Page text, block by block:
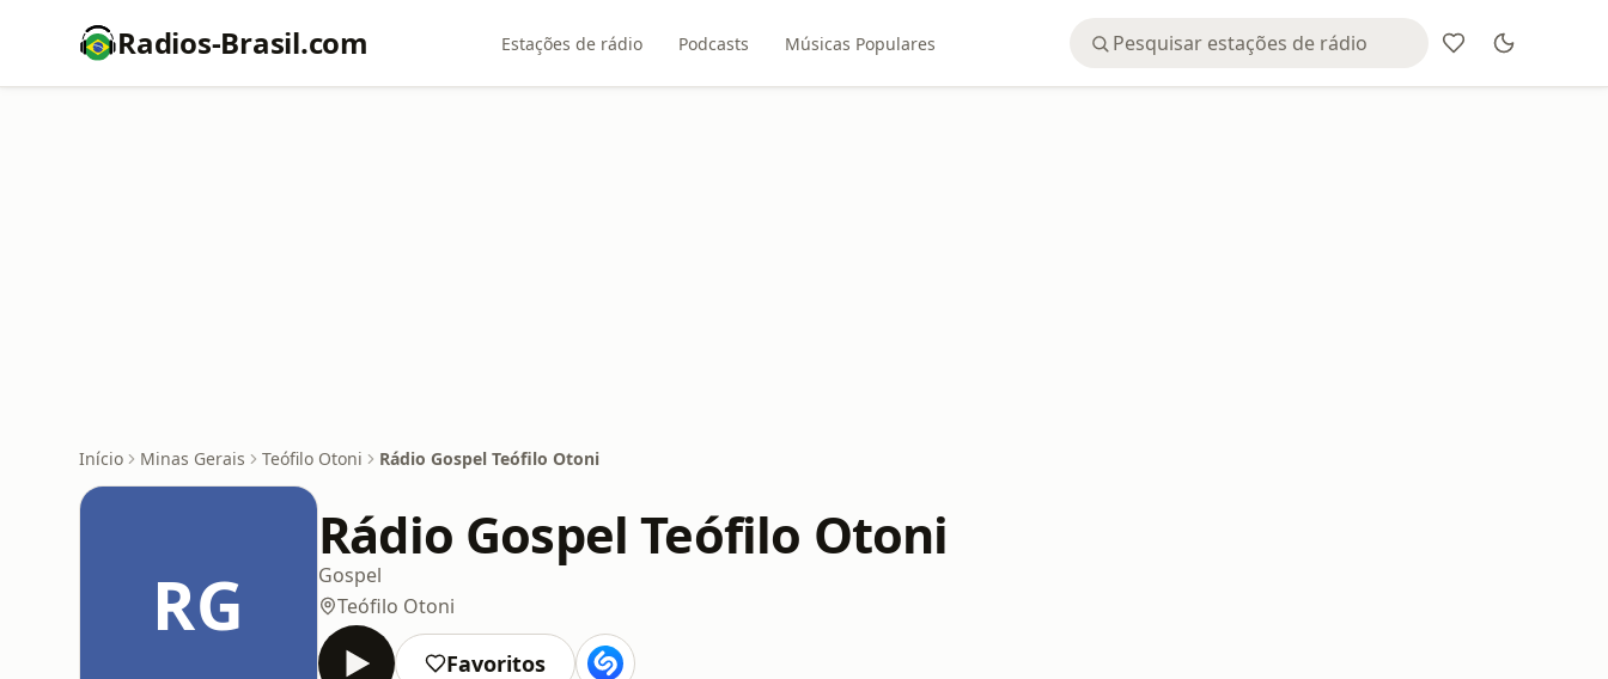
Radios-Brasil.com Estações de rádio Podcasts Músicas Populares
Início Minas Gerais Teófilo Otoni Rádio Gospel Teófilo Otoni
RG
Rádio Gospel Teófilo Otoni
Gospel
Teófilo Otoni
Favoritos